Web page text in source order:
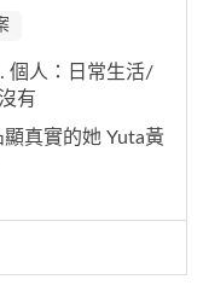
個人：日常生活/
有
真實的她 Yuta黃